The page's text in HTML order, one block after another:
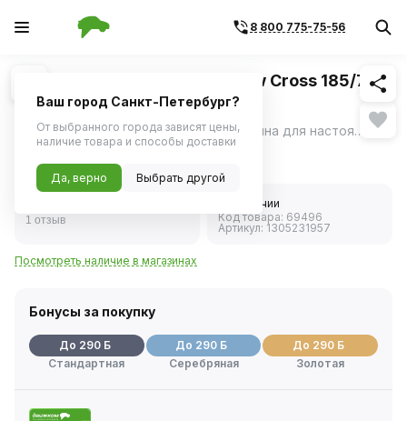
8 800 775-75-56
1/3 Похожие
Шина зимняя CORDIANT Snow Сross 185/70
R14 PW-2 92T шип
Cordiant Snow Cross – шипованная резина для настоящих зимних условий: - непревзойденное сцепление и безопасность на льду, - уверенное вождение на снегу, - готовность шины к самым суровым зимним условиям. ещё
1 отзыв
В наличии
Код товара: 69496
Артикул: 1305231957
Посмотреть наличие в магазинах
Бонусы за покупку
До 290 Б
Стандартная
До 290 Б
Серебряная
До 290 Б
Золотая
Ваш город Санкт-Петербург?
От выбранного города зависят цены,
наличие товара и способы доставки
Да, верно Выбрать другой